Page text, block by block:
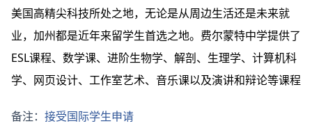
美国高精尖科技所处之地，无论是从周边生活还是未来就
业，加州都是近年来留学生首选之地。费尔蒙特中学提供了
ESL课程、数学课、进阶生物学、解剖、生理学、计算机科
学、网页设计、工作室艺术、音乐课以及演讲和辩论等课程
备注： 接受国际学生申请